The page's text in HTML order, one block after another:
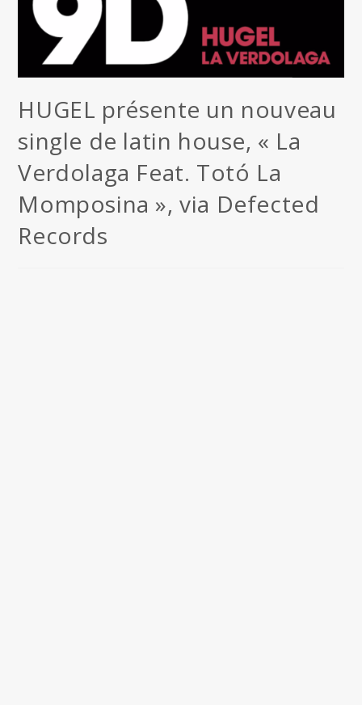
HUGEL présente un nouveau
single de latin house, « La
Verdolaga Feat. Totó La
Momposina », via Defected
Records